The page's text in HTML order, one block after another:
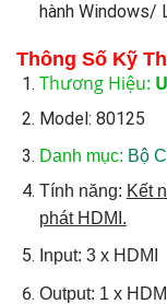
hành Windows/
Thông Số Kỹ
Thương Hiệu:
Model: 80125
Danh mục: Bộ
Tính năng: Kết
phát HDMI.
Input: 3 x HDMI
Output: 1 x HDMI